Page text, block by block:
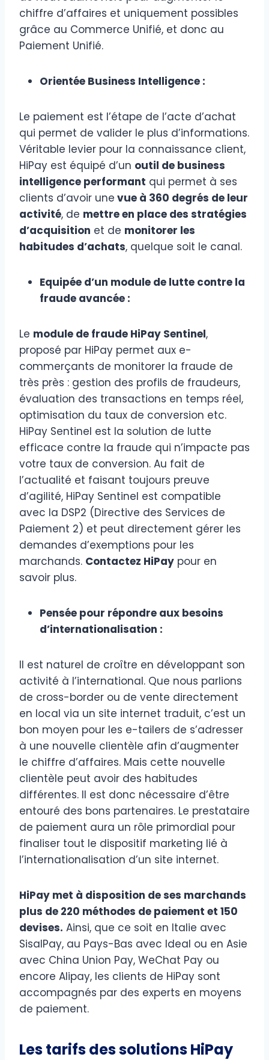
chiffre d’affaires et uniquement possibles
grâce au Commerce Unifié, et donc au
Paiement Unifié.
Orientée Business Intelligence :
Le paiement est l’étape de l’acte d’achat
qui permet de valider le plus d’informations.
Véritable levier pour la connaissance client,
HiPay est équipé d’un outil de business
intelligence performant qui permet à ses
clients d’avoir une vue à 360 degrés de leur
activité, de mettre en place des stratégies
d’acquisition et de monitorer les
habitudes d’achats, quelque soit le canal.
Equipée d’un module de lutte contre la
fraude avancée :
Le module de fraude HiPay Sentinel,
proposé par HiPay permet aux e-
commerçants de monitorer la fraude de
très près : gestion des profils de fraudeurs,
évaluation des transactions en temps réel,
optimisation du taux de conversion etc.
HiPay Sentinel est la solution de lutte
efficace contre la fraude qui n’impacte pas
votre taux de conversion. Au fait de
l’actualité et faisant toujours preuve
d’agilité, HiPay Sentinel est compatible
avec la DSP2 (Directive des Services de
Paiement 2) et peut directement gérer les
demandes d’exemptions pour les
marchands. Contactez HiPay pour en
savoir plus.
Pensée pour répondre aux besoins
d’internationalisation :
Il est naturel de croître en développant son
activité à l’international. Que nous parlions
de cross-border ou de vente directement
en local via un site internet traduit, c’est un
bon moyen pour les e-tailers de s’adresser
à une nouvelle clientèle afin d’augmenter
le chiffre d’affaires. Mais cette nouvelle
clientèle peut avoir des habitudes
différentes. Il est donc nécessaire d’être
entouré des bons partenaires. Le prestataire
de paiement aura un rôle primordial pour
finaliser tout le dispositif marketing lié à
l’internationalisation d’un site internet.
HiPay met à disposition de ses marchands
plus de 220 méthodes de paiement et 150
devises. Ainsi, que ce soit en Italie avec
SisalPay, au Pays-Bas avec Ideal ou en Asie
avec China Union Pay, WeChat Pay ou
encore Alipay, les clients de HiPay sont
accompagnés par des experts en moyens
de paiement.
Les tarifs des solutions HiPay